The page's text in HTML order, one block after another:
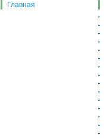
Главная